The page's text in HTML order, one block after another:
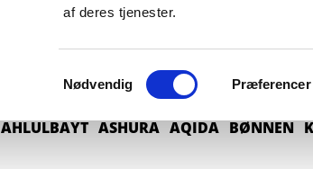
af deres tjenester.
Nødvendig Præferencer
AHLULBAYT ASHURA AQIDA BØNNEN